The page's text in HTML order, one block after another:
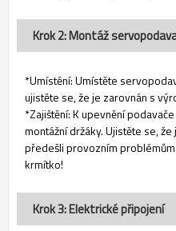
Krok 2: Montáž
*Umístění: Umístěte
ujistěte se, že je zarovnán s
*Zajištění: K upevnění
montážní držáky. Ujistěte se,
předešli provozním
krmítko!
Krok 3: Elektrické připojení